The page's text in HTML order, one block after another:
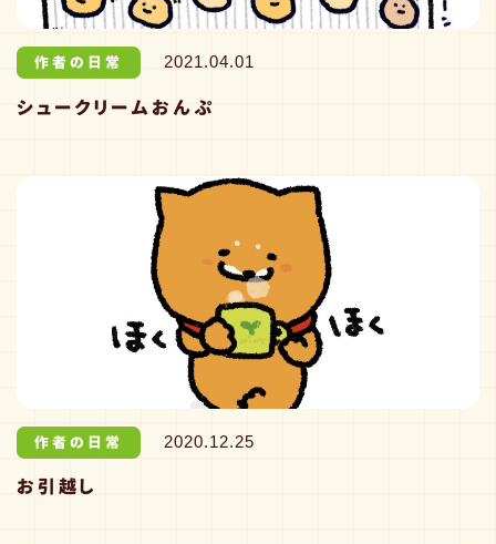
作者の日常 2021.04.01
シュークリームおんぷ
作者の日常 2020.12.25
お引越し